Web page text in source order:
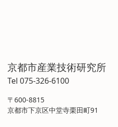
京都市産業技術研究所
Tel 075-326-6100
〒600-8815
京都市下京区中堂寺栗田町91